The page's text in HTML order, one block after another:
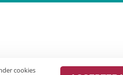
cookies